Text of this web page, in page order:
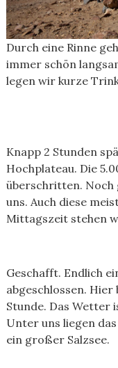
Durch eine Rinne
immer schön
legen wir kurze
Knapp 2 Stunden
Hochplateau. Die
überschritten. Noch
uns. Auch diese
Mittagszeit stehen
Geschafft. Endlich
abgeschlossen.
Stunde. Das Wetter
Unter uns liegen
ein großer Salzsee.